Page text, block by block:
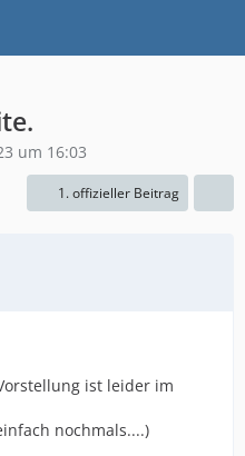
um 16:03
1. offizieller Beitrag
ist leider im
nochmals....)